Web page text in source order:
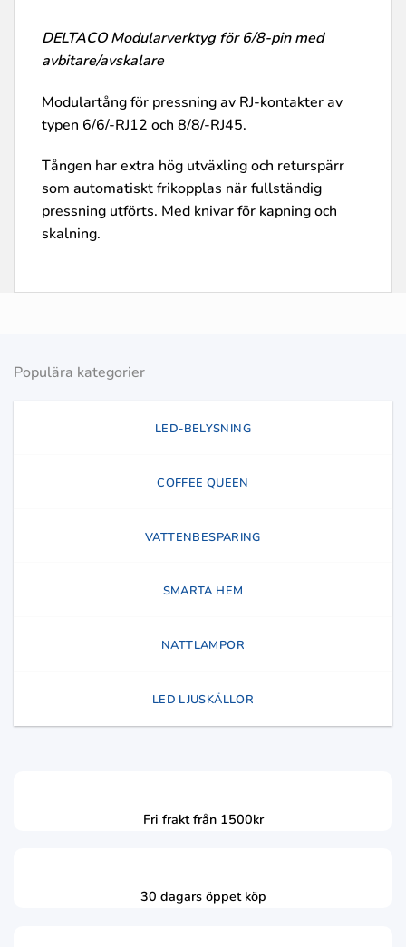
DELTACO Modularverktyg för 6/8-pin med
avbitare/avskalare
Modulartång för pressning av RJ-kontakter av
typen 6/6/-RJ12 och 8/8/-RJ45.
Tången har extra hög utväxling och returspärr
som automatiskt frikopplas när fullständig
pressning utförts. Med knivar för kapning och
skalning.
Populära kategorier
LED-BELYSNING
COFFEE QUEEN
VATTENBESPARING
SMARTA HEM
NATTLAMPOR
LED LJUSKÄLLOR
Fri frakt från 1500kr
30 dagars öppet köp